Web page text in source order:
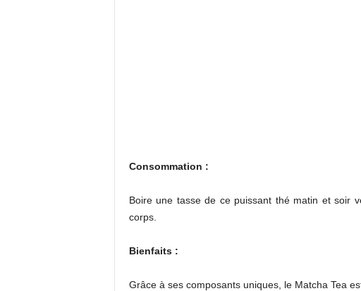
Consommation :
Boire une tasse de ce puissant thé matin et soir
corps.
Bienfaits :
Grâce à ses composants uniques, le Matcha Tea